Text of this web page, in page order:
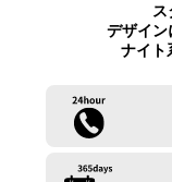
デザイン
ナイト